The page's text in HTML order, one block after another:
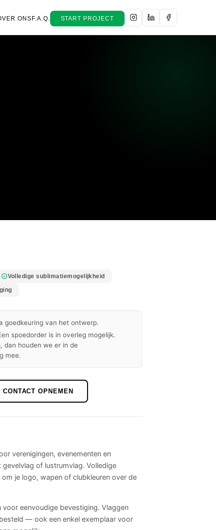
ONSF.A.Q. START PROJECT
Volledige sublimatiemogelijkheid
goedkeuring van het ontwerp.
spoedorder is in overleg mogelijk.
, dan houden we er in de
mee.
CONTACT OPNEMEN
verenigingen, evenementen en
of lustrumvlag. Volledige
je logo, wapen of clubkleuren over de
eenvoudige bevestiging. Vlaggen
— ook een enkel exemplaar voor